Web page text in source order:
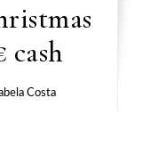
cash
Costa